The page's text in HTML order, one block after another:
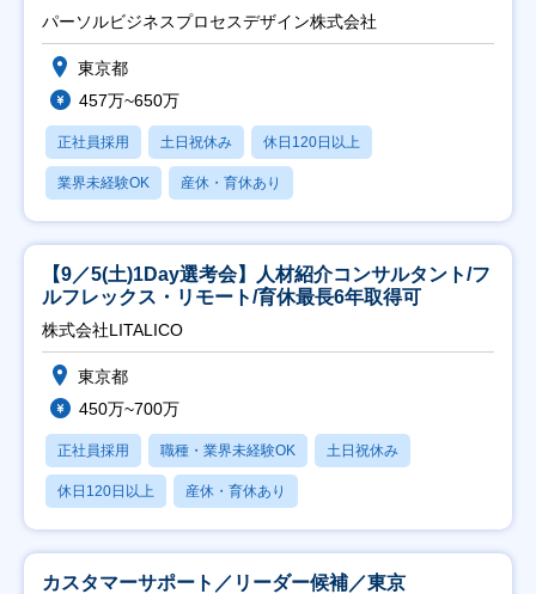
ト推進】
パーソルビジネスプロセスデザイン株式会社
東京都
457万~650万
正社員採用 土日祝休み 休日120日以上
業界未経験OK 産休・育休あり
【9／5(土)1Day選考会】人材紹介コンサルタント/フ
ルフレックス・リモート/育休最長6年取得可
株式会社LITALICO
東京都
450万~700万
正社員採用 職種・業界未経験OK 土日祝休み
休日120日以上 産休・育休あり
カスタマーサポート／リーダー候補／東京